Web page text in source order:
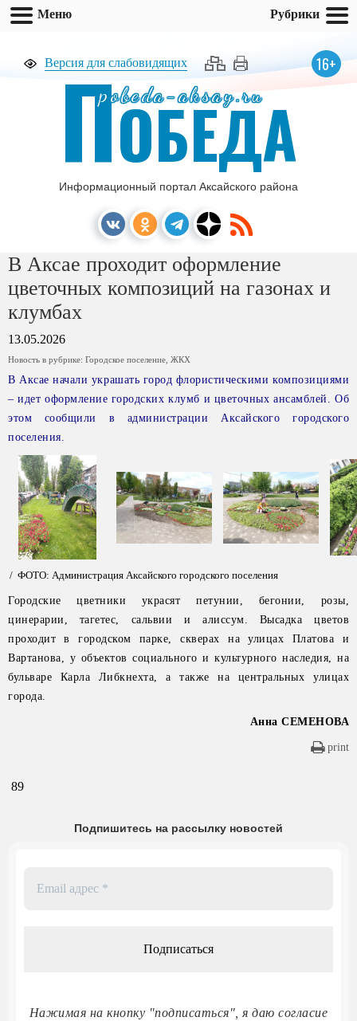
Версия для слабовидящих 16+
pobeda-aksay.ru
ПОБЕДА
Информационный портал Аксайского района
В Аксае проходит оформление
цветочных композиций на газонах и
клумбах
13.05.2026
Новость в рубрике: Городское поселение ЖКХ
В Аксае начали украшать город флористическими композициями
– идет оформление городских клумб и цветочных ансамблей. Об
этом сообщили в администрации Аксайского городского
поселения.
/ ФОТО: Администрация Аксайского городского поселения
Городские цветники украсят петунии, бегонии, розы,
цинерарии, тагетес, сальвии и алиссум. Высадка цветов
проходит в городском парке, скверах на улицах Платова и
Вартанова, у объектов социального и культурного наследия, на
бульваре Карла Либкнехта, а также на центральных улицах
города.
Анна СЕМЕНОВА
print
89
Подпишитесь на рассылку новостей
Нажимая на кнопку "подписаться", я даю согласие
Меню Рубрики